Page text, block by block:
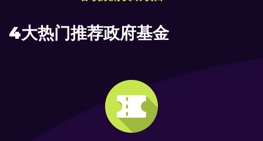
4大热门推荐政府基金